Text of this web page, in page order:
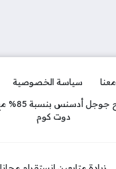
سياسة الخصوصية
مشاركة
دوت كوم